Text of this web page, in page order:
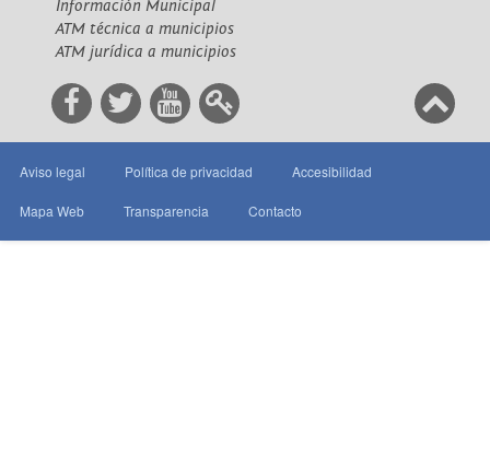
Información Municipal
ATM técnica a municipios
ATM jurídica a municipios
Aviso legal Política de privacidad Accesibilidad
Mapa Web Transparencia Contacto